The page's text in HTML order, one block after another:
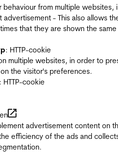
behaviour from multiple websites,
- This also allows
that they are shown the same
: HTTP-cookie
multiple websites, in order to
the visitor's preferences.
: HTTP-cookie
advertisement content on
efficiency of the ads and